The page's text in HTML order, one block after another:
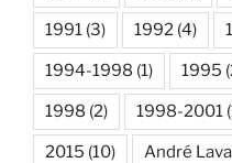
1991 (3) 1992 (4)
1994-1998 (1) 1995
1998 (2) 1998-2001
2015 (10) André